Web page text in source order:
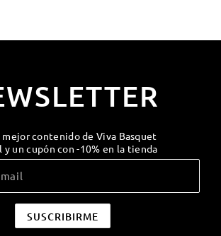
mejor contenido de Viva Basquet
y un cupón con -10% en la tienda